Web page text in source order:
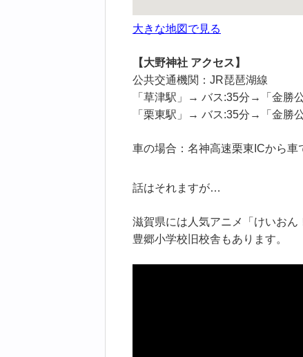
大きな地図で見る
【大野神社 アクセス】
公共交通機関：JR琵琶湖線
「草津駅」→ バス:35分→「金勝
「栗東駅」→ バス:35分→「金勝
車の場合：名神高速栗東ICから車
話はそれますが…
滋賀県には人気アニメ「けいおん
豊郷小学校旧校舎もあります。